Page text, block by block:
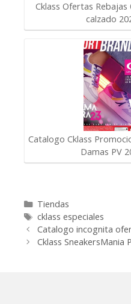
Cklass Ofertas
calzado
Catalogo Cklass
Damas PV
Categorías
Tiendas
Etiquetas
cklass especiales
Catalogo incognita
Cklass SneakersMania